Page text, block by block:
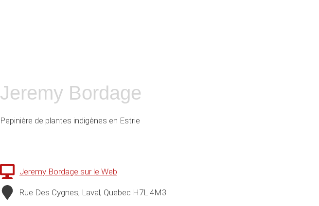
Jeremy Bordage
Pepinière de plantes indigènes en Estrie
Jeremy Bordage sur le Web
Rue Des Cygnes, Laval, Quebec H7L 4M3